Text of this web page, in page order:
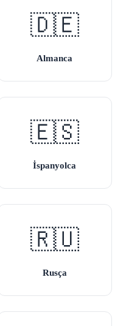
🇩🇪
Almanca
🇪🇸
İspanyolca
🇷🇺
Rusça